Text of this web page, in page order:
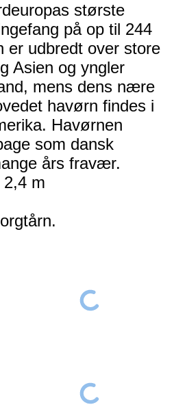
største
på op til 244
er udbredt over store
Asien og yngler
mens dens nære
havørn findes i
Havørnen
som dansk
års fravær.
m